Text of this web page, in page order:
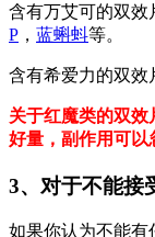
含有万艾可的双效
P ， 蓝蝌蚪等。
含有希爱力的双效
关于红魔类的双效
好量，副作用可以
3、对于不能接
如果你认为不能有